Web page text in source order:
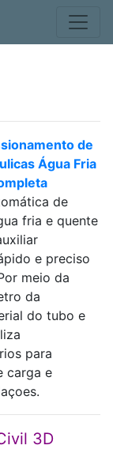
de
Água Fria
de
fria e quente
e preciso
meio da
da
do tubo e
para
carga e
3D